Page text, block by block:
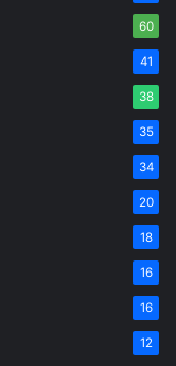
60
41
38
35
34
20
18
16
16
12